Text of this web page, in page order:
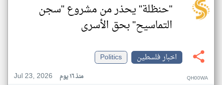
"حنظلة" يحذر من مشروع "سجن
التماسيح" بحق الأسرى
اخبار فلسطين
Politics
Jul 23, 2026
منذ ١٦ يوم QH00WA